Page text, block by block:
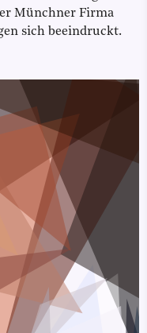
Münchner Firma
sich beeindruckt.